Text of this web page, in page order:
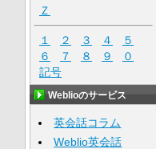
Ｚ
１ ２ ３ ４
５
６
７ ８ ９
０
記号
Weblioのサービス
英会話コラム
Weblio英会話